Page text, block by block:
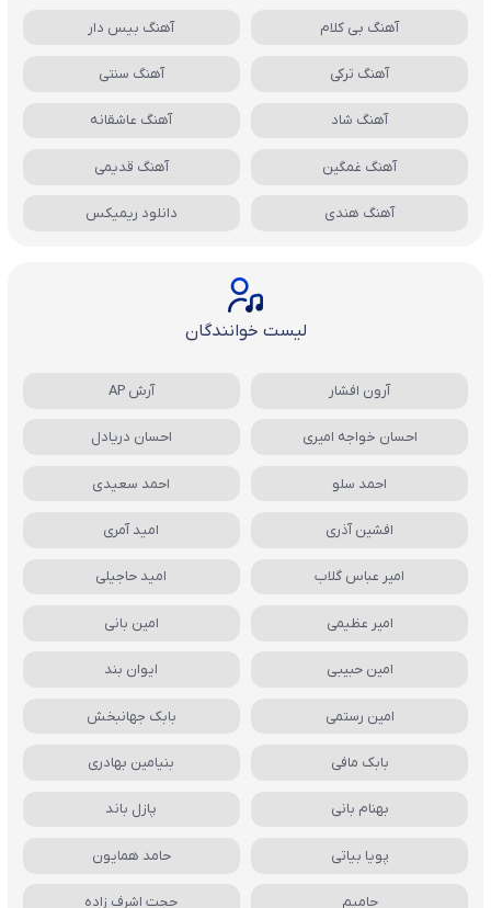
آهنگ بی کلام آهنگ بیس دار
آهنگ ترکی آهنگ سنتی
آهنگ شاد آهنگ عاشقانه
آهنگ غمگین آهنگ قدیمی
آهنگ هندی دانلود ریمیکس
لیست خوانندگان
آرون افشار آرش AP
احسان خواجه امیری احسان دریادل
احمد سلو احمد سعیدی
افشین آذری امید آمری
امیر عباس گلاب امید حاجیلی
امیر عظیمی امین بانی
امین حبیبی ایوان بند
امین رستمی بابک جهانبخش
بابک مافی بنیامین بهادری
بهنام بانی پازل باند
پویا بیاتی حامد همایون
حامیم حجت اشرف زاده